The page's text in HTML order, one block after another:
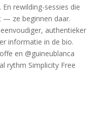
rythm Simplicity Free